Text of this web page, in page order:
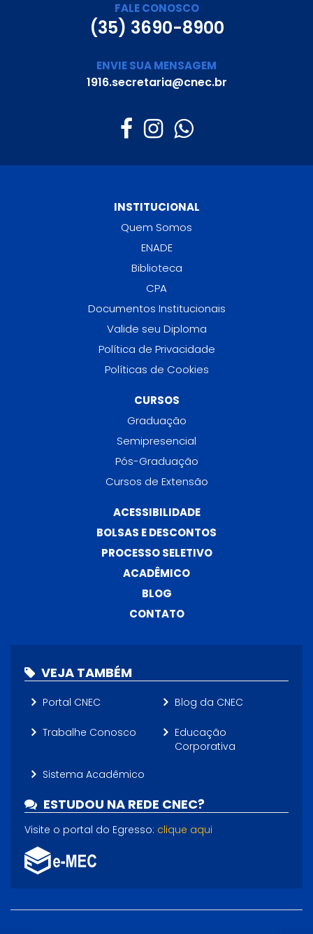
FALE CONOSCO
(35) 3690-8900
ENVIE SUA MENSAGEM
1916.secretaria@cnec.br
INSTITUCIONAL
Quem Somos
ENADE
Biblioteca
CPA
Documentos Institucionais
Valide seu Diploma
Política de Privacidade
Políticas de Cookies
CURSOS
Graduação
Semipresencial
Pós-Graduação
Cursos de Extensão
ACESSIBILIDADE
BOLSAS E DESCONTOS
PROCESSO SELETIVO
ACADÊMICO
BLOG
CONTATO
VEJA TAMBÉM
Portal CNEC Blog da CNEC
Trabalhe Conosco
Educação
Corporativa
Sistema Acadêmico
ESTUDOU NA REDE CNEC?
Visite o portal do Egresso: clique aqui